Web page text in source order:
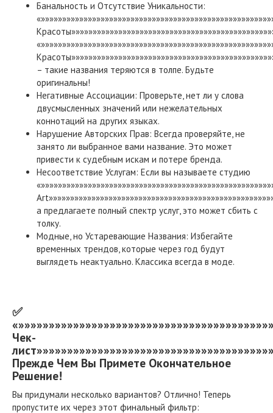
Банальность и Отсутствие Уникальности:
– такие названия теряются в толпе. Будьте
оригинальны!
Негативные Ассоциации: Проверьте, нет ли у слова
двусмысленных значений или нежелательных
коннотаций на других языках.
Нарушение Авторских Прав: Всегда проверяйте, не
занято ли выбранное вами название. Это может
привести к судебным искам и потере бренда.
Несоответствие Услугам: Если вы называете студию
а предлагаете полный спектр услуг, это может сбить с
толку.
Модные, но Устаревающие Названия: Избегайте
временных трендов, которые через год будут
выглядеть неактуально. Классика всегда в моде.
✅
Чек-
Прежде Чем Вы Примете Окончательное
Решение!
Вы придумали несколько вариантов? Отлично! Теперь
пропустите их через этот финальный фильтр: